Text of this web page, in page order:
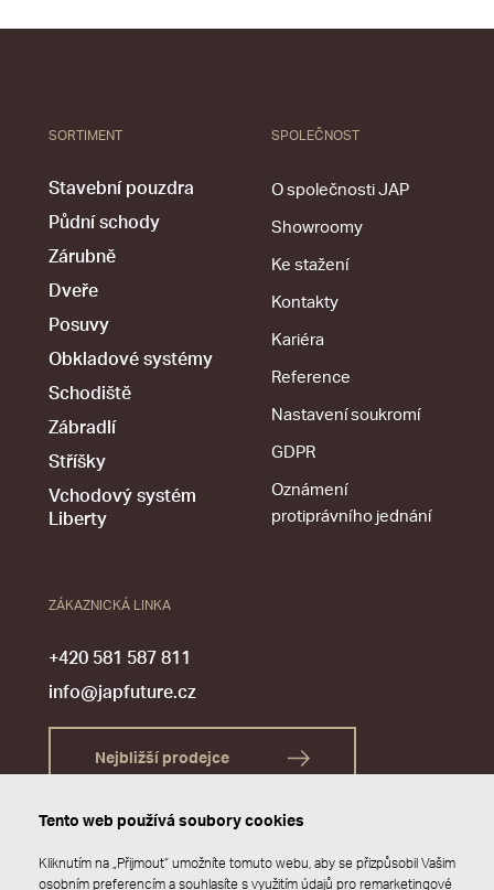
SORTIMENT
Stavební pouzdra
Půdní schody
Zárubně
Dveře
Posuvy
Obkladové systémy
Schodiště
Zábradlí
Stříšky
Vchodový systém
Liberty
SPOLEČNOST
O společnosti JAP
Showroomy
Ke stažení
Kontakty
Kariéra
Reference
Nastavení soukromí
GDPR
Oznámení
protiprávního jednání
ZÁKAZNICKÁ LINKA
+420 581 587 811
info@japfuture.cz
Nejbližší prodejce
Tento web používá soubory cookies
Kliknutím na „Přijmout“ umožníte tomuto webu, aby se přizpůsobil Vašim
osobním preferencím a souhlasíte s využitím údajů pro remarketingové